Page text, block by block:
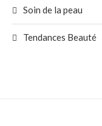
Soin de la peau
Tendances Beauté